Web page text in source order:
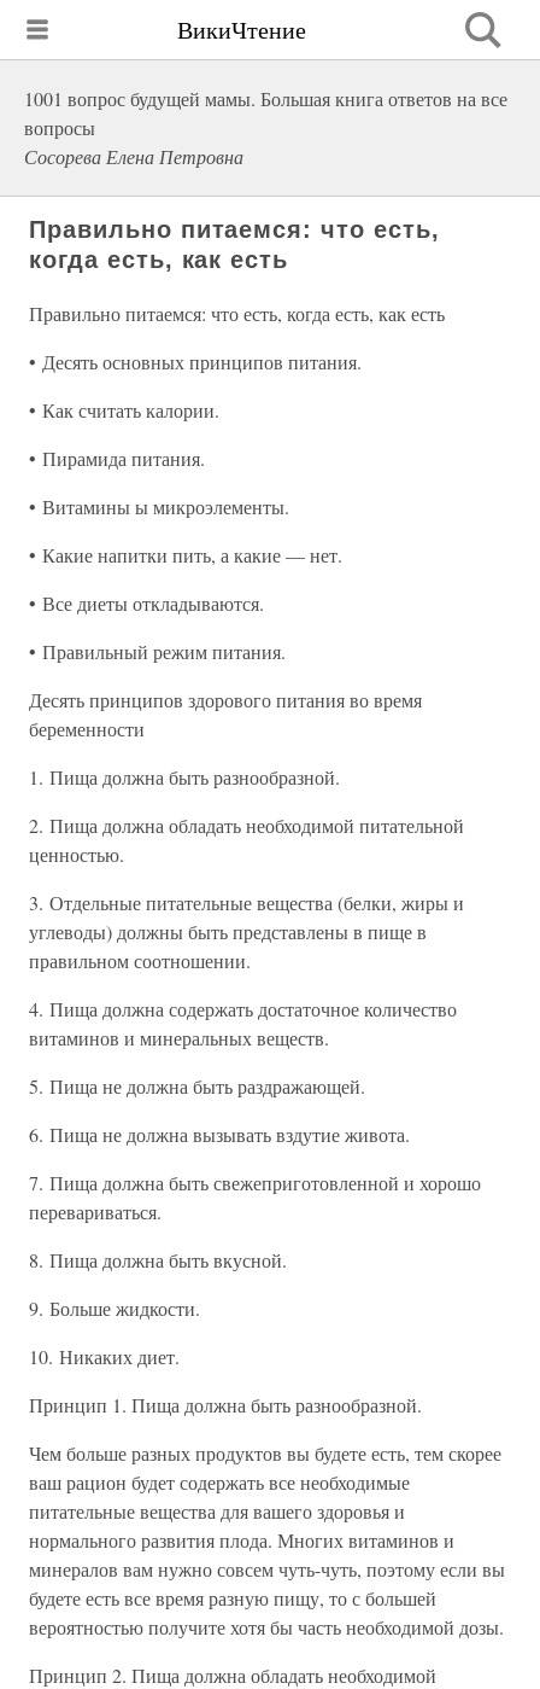
ВикиЧтение
1001 вопрос будущей мамы. Большая книга ответов на все
вопросы
Сосорева Елена Петровна
Правильно питаемся: что есть,
когда есть, как есть
Правильно питаемся: что есть, когда есть, как есть
• Десять основных принципов питания.
• Как считать калории.
• Пирамида питания.
• Витамины ы микроэлементы.
• Какие напитки пить, а какие — нет.
• Все диеты откладываются.
• Правильный режим питания.
Десять принципов здорового питания во время
беременности
1. Пища должна быть разнообразной.
2. Пища должна обладать необходимой питательной
ценностью.
3. Отдельные питательные вещества (белки, жиры и
углеводы) должны быть представлены в пище в
правильном соотношении.
4. Пища должна содержать достаточное количество
витаминов и минеральных веществ.
5. Пища не должна быть раздражающей.
6. Пища не должна вызывать вздутие живота.
7. Пища должна быть свежеприготовленной и хорошо
перевариваться.
8. Пища должна быть вкусной.
9. Больше жидкости.
10. Никаких диет.
Принцип 1. Пища должна быть разнообразной.
Чем больше разных продуктов вы будете есть, тем скорее
ваш рацион будет содержать все необходимые
питательные вещества для вашего здоровья и
нормального развития плода. Многих витаминов и
минералов вам нужно совсем чуть-чуть, поэтому если вы
будете есть все время разную пищу, то с большей
вероятностью получите хотя бы часть необходимой дозы.
Принцип 2. Пища должна обладать необходимой